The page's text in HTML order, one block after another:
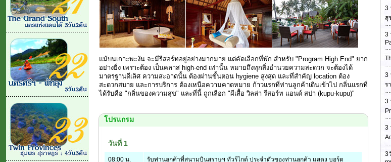
แม้บนเกาะพะงัน จะมีรีสอร์ทอยู่อย่างมากมาย แต่คัดเลือกที่พัก สำหรับ "Program High End" ยาก
อย่างยิ่ง เพราะต้อง เป็นคลาส high-end เท่านั้น หมายถึงทุกสิ่งอำนวยความสะดวก จะต้องได้
มาตรฐานดีเลิศ ความสะอาดนั้น ต้องผ่านขั้นตอน hygiene สูงสุด และที่สำคัญ location ต้อง
สะดวกสบาย และการบริการ ต้องเหนือความคาดหมาย ก้าวแรกที่ท่านลูกค้าเดินเข้าไป กลิ่นแรกที่
ได้รับคือ "กลิ่นของความสุข" และที่นี้ ถูกเลือก "ผีเสื้อ วิลล่า รีสอร์ท แอนด์ สปา (kupu-kupu)"
โปรแกรม
วันที่ 1
08:00 น.
รับท่านลูกค้าที่สนามบินสุราษฯ​ ทัวร์ไกด์ ประจำตัวของท่านลูกค้า แสดง บอร์ด
3
สุ
3
3
ร
3
3
3